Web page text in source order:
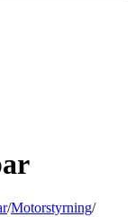
/Motorstyrning/